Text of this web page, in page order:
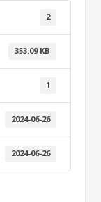
2
353.09 KB
1
2024-06-26
2024-06-26